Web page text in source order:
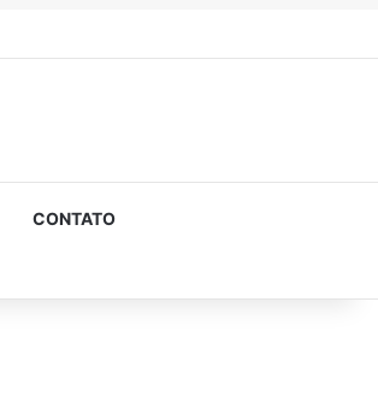
CONTATO